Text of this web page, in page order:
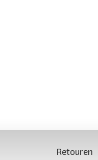
Retouren